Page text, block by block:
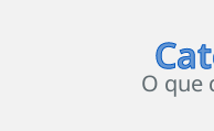
O que